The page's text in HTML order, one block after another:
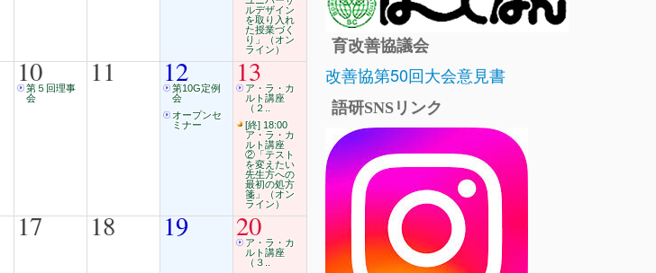
ルデザイン
を取り入れ
た授業づく
り」（オン
ライン）
10
第５回理事
会
11 12
第10G定例
会
オープンセ
ミナー
13
ア・ラ・カ
ルト講座
（２..
[終] 18:00
ア・ラ・カ
ルト講座
②「テスト
を変えたい
先生方への
最初の処方
箋」（オン
ライン）
17 18 19 20
ア・ラ・カ
ルト講座
（３..
育改善協議会
改善協第50回大会意見書
語研SNSリンク